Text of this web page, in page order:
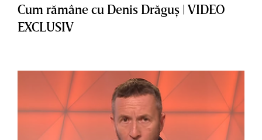
Cum rămâne cu Denis Drăguş | VIDEO
EXCLUSIV